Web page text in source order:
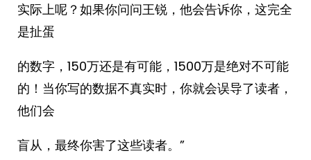
实际上呢？如果你问问王锐，他会告诉你，这完全
是扯蛋
的数字，150万还是有可能，1500万是绝对不可能
的！当你写的数据不真实时，你就会误导了读者，
他们会
盲从，最终你害了这些读者。”